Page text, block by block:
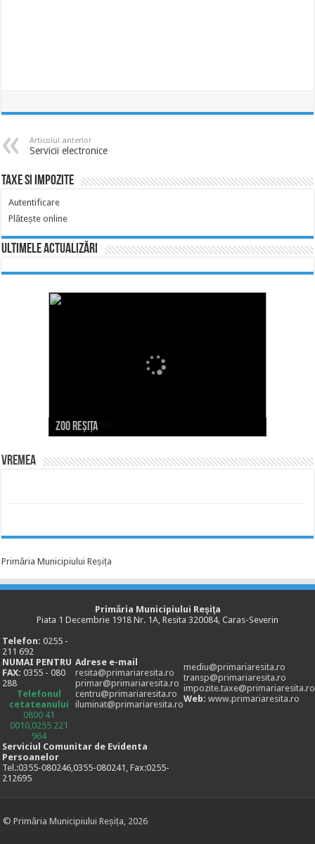
Articolul anterior
Servicii electronice
Taxe si impozite
Autentificare
Plătește online
Ultimele actualizări
Zoo Reșița
Valea Țerovei
Vremea
Primăria Municipiului Reșița
Primăria Municipiului Reşiţa
Piata 1 Decembrie 1918 Nr. 1A, Resita 320084, Caras-Severin
Telefon: 0255 -
211 692
NUMAI PENTRU
FAX: 0355 - 080
288
Telefonul
cetateanului
0800 41
0010,0255 221
964
Adrese e-mail
resita@primariaresita.ro
primar@primariaresita.ro
centru@primariaresita.ro
iluminat@primariaresita.ro
mediu@primariaresita.ro
transp@primariaresita.ro
impozite.taxe@primariaresita.ro
Web: www.primariaresita.ro
Serviciul Comunitar de Evidenta
Persoanelor
Tel.:0355-080246,0355-080241, Fax:0255-
212695
© Primăria Municipiului Reșița, 2026